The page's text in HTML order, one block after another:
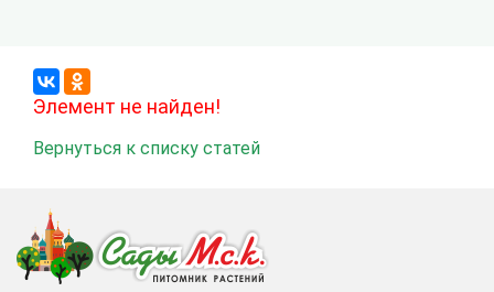
Элемент не найден!
Вернуться к списку статей